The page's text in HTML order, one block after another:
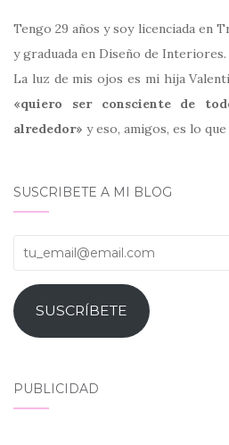
Tengo 29 años y soy licenciada en
y graduada en Diseño de Interiores.
La luz de mis ojos es mi hija
«quiero ser consciente de
alrededor» y eso, amigos, es lo
SUSCRIBETE A MI BLOG
tu_email@email.com
SUSCRÍBETE
PUBLICIDAD